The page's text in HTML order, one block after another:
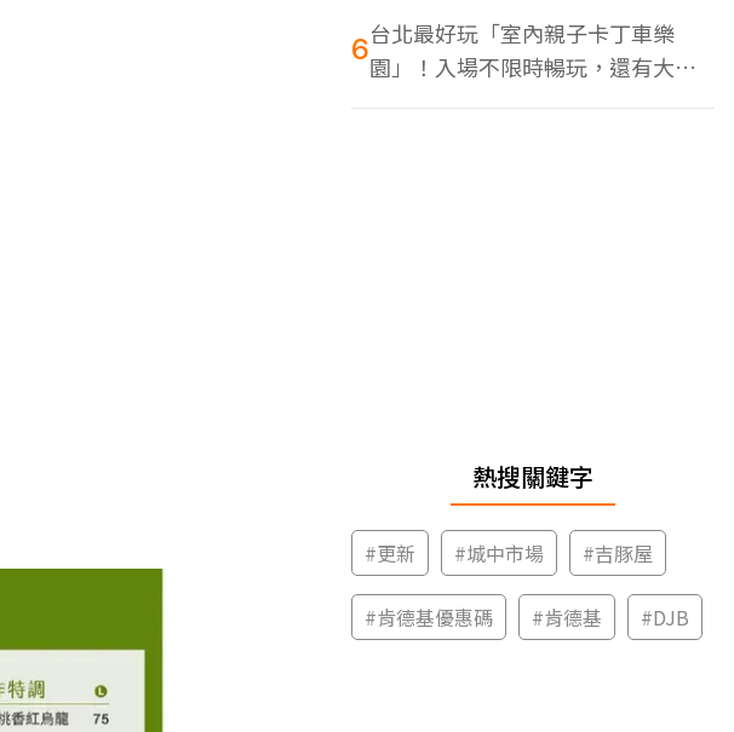
6台北最好玩「室內親子卡丁車樂
園」！入場不限時暢玩，還有大螢
幕Switch遊戲區
熱搜關鍵字
#更新 #城中市場 #吉豚屋
#肯德基優惠碼 #肯德基 #DJB